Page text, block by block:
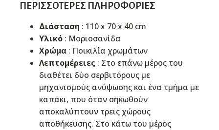
ΠΕΡΙΣΣΌΤΕΡΕΣ ΠΛΗΡΟΦΟΡΊΕΣ
Διάσταση : 110 x 70 x 40 cm
Υλικό : Μοριοσανίδα
Χρώμα : Ποικιλία χρωμάτων
Λεπτομέρειες : Στο επάνω μέρος του
διαθέτει δύο σερβιτόρους με
μηχανισμούς ανύψωσης και ένα τμήμα με
καπάκι, που όταν σηκωθούν
αποκαλύπτουν τρεις χώρους
αποθήκευσης. Στο κάτω του μέρος